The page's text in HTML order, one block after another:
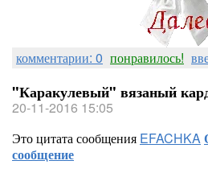
комментарии: 0 понравилось!
"Каракулевый" вязаный
20-11-2016 15:05
Это цитата сообщения EFACHKA
сообщение